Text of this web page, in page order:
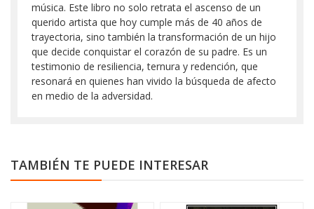
música. Este libro no solo retrata el ascenso de un
querido artista que hoy cumple más de 40 años de
trayectoria, sino también la transformación de un hijo
que decide conquistar el corazón de su padre. Es un
testimonio de resiliencia, ternura y redención, que
resonará en quienes han vivido la búsqueda de afecto
en medio de la adversidad.
TAMBIÉN TE PUEDE INTERESAR